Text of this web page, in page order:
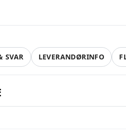
SVAR LEVERANDØRINFO
På QXL.no kan du selge helt
provisjon. Opprett konto,